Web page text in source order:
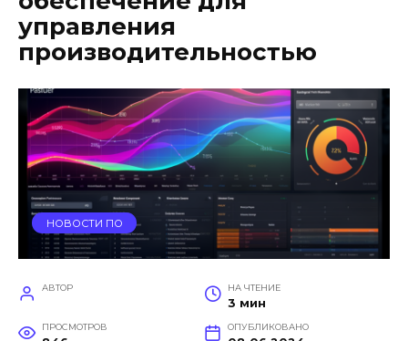
управления
производительностью
НОВОСТИ ПО
АВТОР НА ЧТЕНИЕ
3 мин
ПРОСМОТРОВ ОПУБЛИКОВАНО